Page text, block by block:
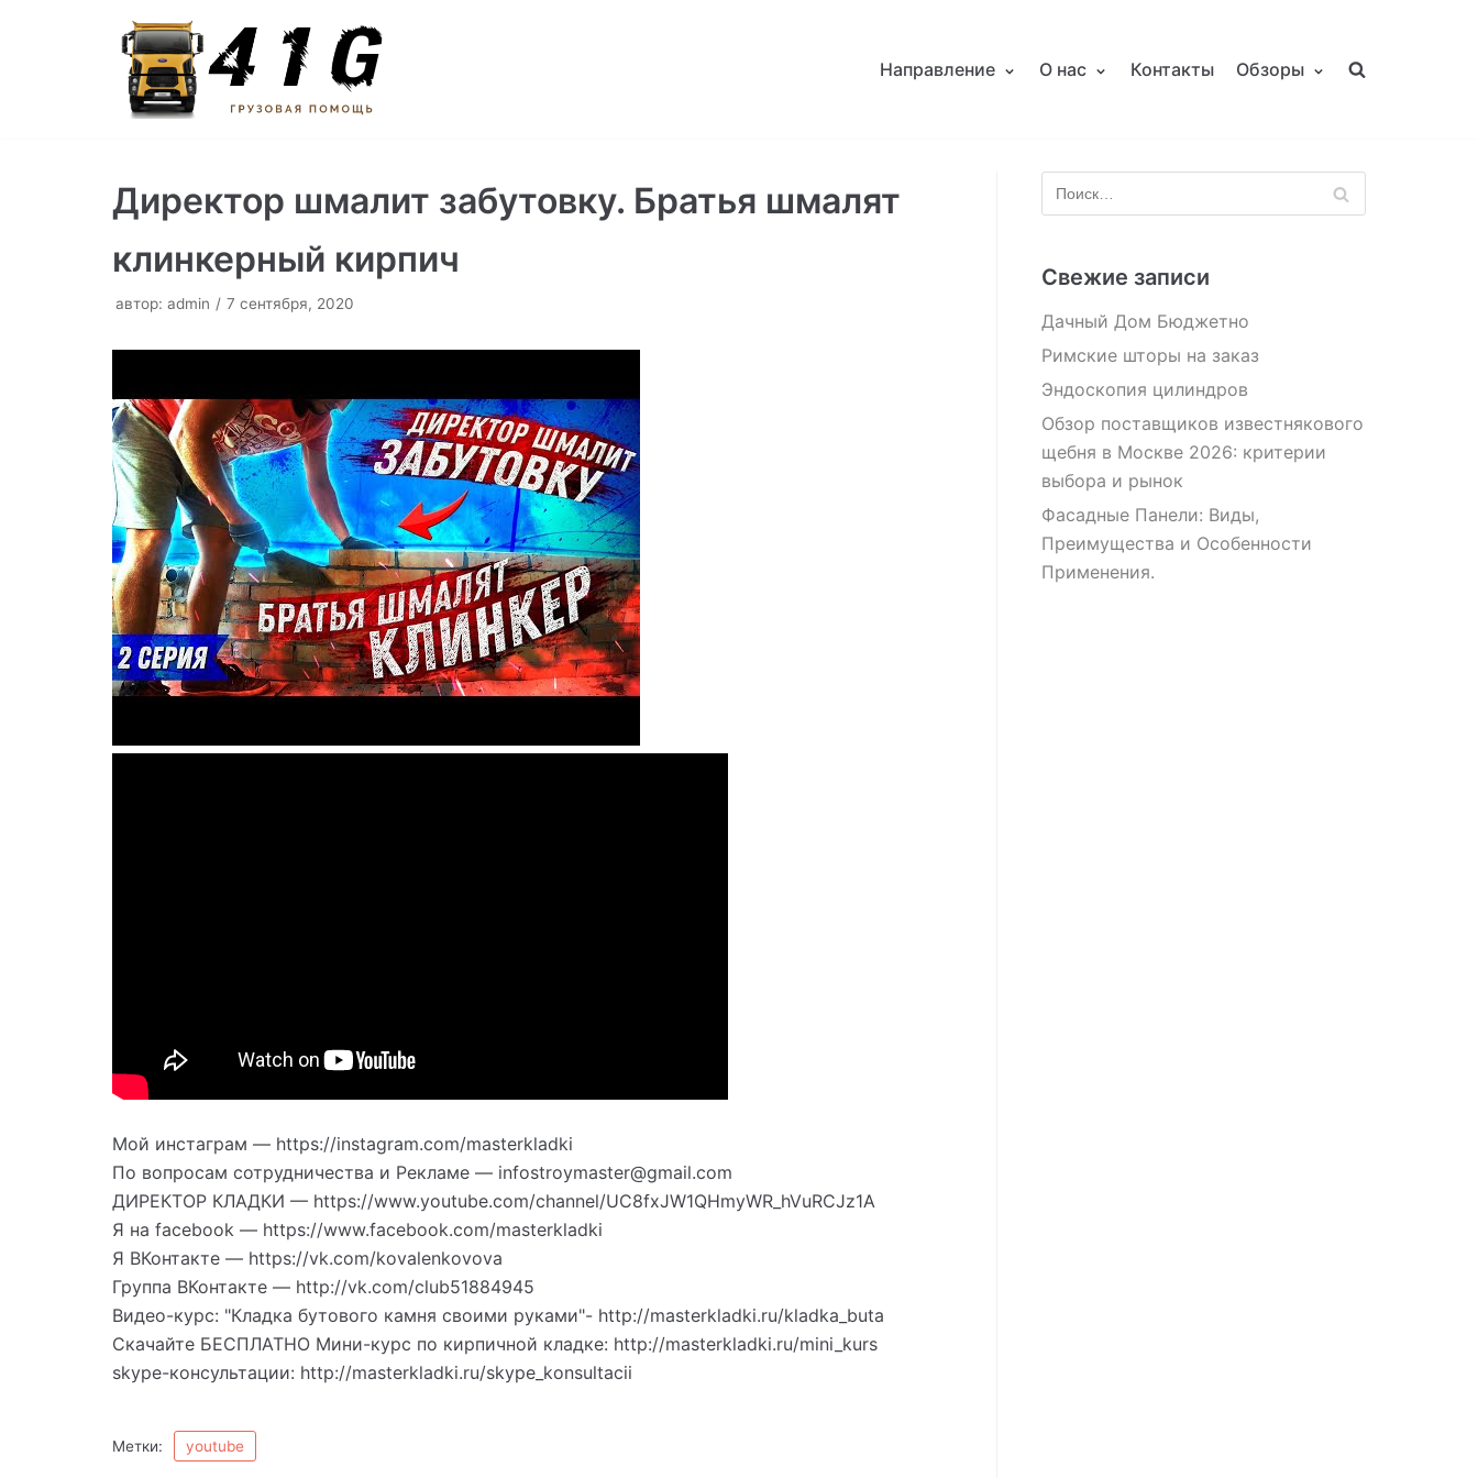
содержимому
Направление О нас Контакты Обзоры
Директор шмалит забутовку. Братья шмалят
клинкерный кирпич
автор: admin 7 сентября, 2020
Мой инстаграм — https://instagram.com/masterkladki
По вопросам сотрудничества и Рекламе — infostroymaster@gmail.com
ДИРЕКТОР КЛАДКИ — https://www.youtube.com/channel/UC8fxJW1QHmyWR_hVuRCJz1A
Я на facebook — https://www.facebook.com/masterkladki
Я ВКонтакте — https://vk.com/kovalenkovova
Группа ВКонтакте — http://vk.com/club51884945
Видео-курс: "Кладка бутового камня своими руками"- http://masterkladki.ru/kladka_buta
Скачайте БЕСПЛАТНО Мини-курс по кирпичной кладке: http://masterkladki.ru/mini_kurs
skype-консультации: http://masterkladki.ru/skype_konsultacii
Метки: youtube
Свежие записи
Дачный Дом Бюджетно
Римские шторы на заказ
Эндоскопия цилиндров
Обзор поставщиков известнякового
щебня в Москве 2026: критерии
выбора и рынок
Фасадные Панели: Виды,
Преимущества и Особенности
Применения.